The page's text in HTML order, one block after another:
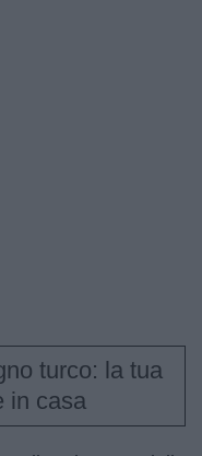
turco: la tua
in casa